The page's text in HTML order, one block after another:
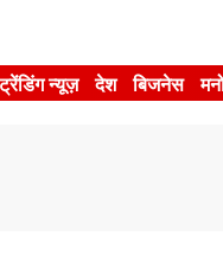
ट्रेंडिंग न्यूज़ देश बिजनेस